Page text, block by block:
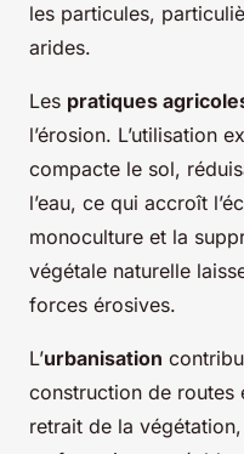
les particules,
arides.
Les pratiques
l’érosion. L’utilisation
compacte le sol,
l’eau, ce qui accroît
monoculture et la
végétale naturelle
forces érosives.
L’urbanisation
construction de routes
retrait de la